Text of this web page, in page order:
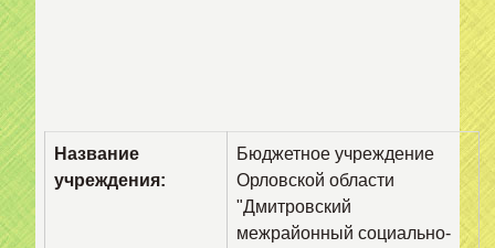
Название
учреждения:
Бюджетное учреждение
Орловской области
"Дмитровский
межрайонный социально-